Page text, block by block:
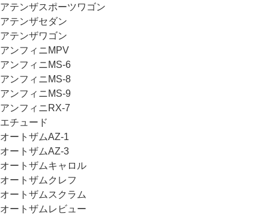
アテンザスポーツワゴン
アテンザセダン
アテンザワゴン
アンフィニMPV
アンフィニMS-6
アンフィニMS-8
アンフィニMS-9
アンフィニRX-7
エチュード
オートザムAZ-1
オートザムAZ-3
オートザムキャロル
オートザムクレフ
オートザムスクラム
オートザムレビュー